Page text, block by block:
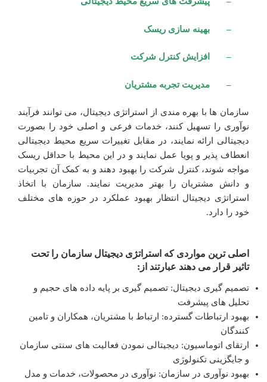
– بهینه سازی ریسک
– افزایش کنترل شرکت
– مدیریت تجربه مشتریان
سازمان ها با بهره مندی از استراتژی دیجیتال، می توانند فرآیند
نوآوری را تسهیل کنند، خدمات فرعی و اصلی خود را بصورت
دیجیتالی ارائه نمایند، در مقابل تغییرات سریع محیط دیجیتالی
انعطاف پذیر و پویا عمل نمایند و در این محیط با حداقل ریسک
مواجه شوند، کنترل شرکت را بهبود دهند و به کمک آن تجربیات
و دانش مشتریان را بهتر مدیریت نمایند. سازمان با اتخاذ
استراتژی دیجیتال انتظار بهبود عملکرد در حوزه های مختلف
خود را دارد.
اصلی ترین مواردی که استراتژی دیجیتال سازمان را تحت
تاثیر قرار می دهند عبارتند از:
تصمیم گیری دیجیتال: تصمیم گیری بر پایه داده های حجیم و
تحلیل های پیشرفت
بهبود ارتباطات گسترده: ارتباط با مشتریان، همکاران و تامین
کنندگان
ارتقای اتوماسیون: دیجیتالی نمودن فعالیت های سنتی سازمان
و جایگزینی تکنولوژی
بهبود نوآوری در سازمان: نوآوری در محصولات، خدمات و مدل